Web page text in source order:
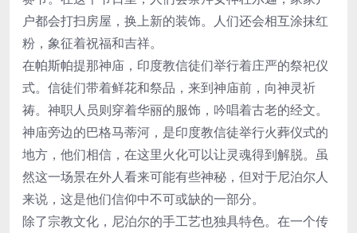
户都会打扫房屋，换上新的装饰。人们还会相互涂抹红
粉，象征着祝福和吉祥。
在帕斯帕提那神庙，印度教信徒们举行着庄严的祭祀仪
式。信徒们带着鲜花和祭品，来到神庙前，向神灵祈
祷。神职人员则穿着华丽的服饰，吟唱着古老的经文。
神庙旁边的巴格马蒂河，是印度教信徒举行火葬仪式的
地方，他们相信，在这里火化可以让灵魂得到解脱。虽
然这一场景在外人看来可能有些神秘，但对于尼泊尔人
来说，这是他们信仰中不可或缺的一部分。
除了宗教文化，尼泊尔的手工艺也独具特色。在一个传